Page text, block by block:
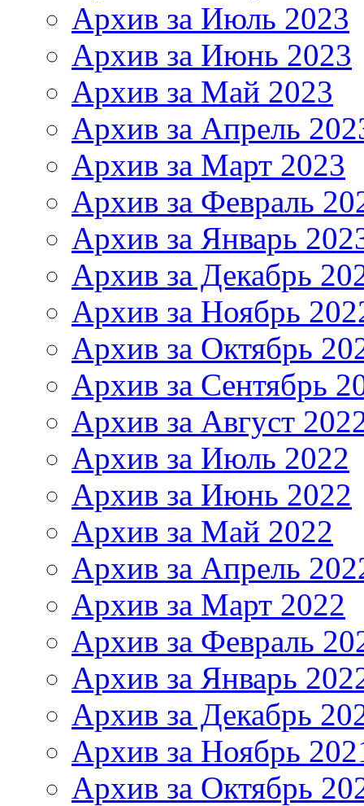
Архив за Июль 2023
Архив за Июнь 2023
Архив за Май 2023
Архив за Апрель
Архив за Март 2023
Архив за Февраль
Архив за Январь
Архив за Декабрь
Архив за Ноябрь
Архив за Октябрь
Архив за Сентябрь
Архив за Август
Архив за Июль 2022
Архив за Июнь 2022
Архив за Май 2022
Архив за Апрель
Архив за Март 2022
Архив за Февраль
Архив за Январь
Архив за Декабрь
Архив за Ноябрь
Архив за Октябрь